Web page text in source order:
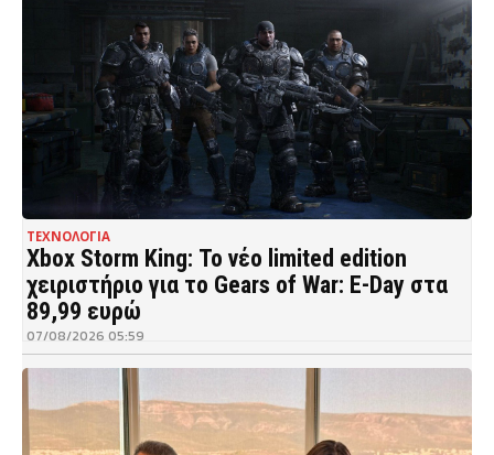
ΤΕΧΝΟΛΟΓΙΑ
Xbox Storm King: Το νέο limited edition
χειριστήριο για το Gears of War: E-Day στα
89,99 ευρώ
07/08/2026 05:59